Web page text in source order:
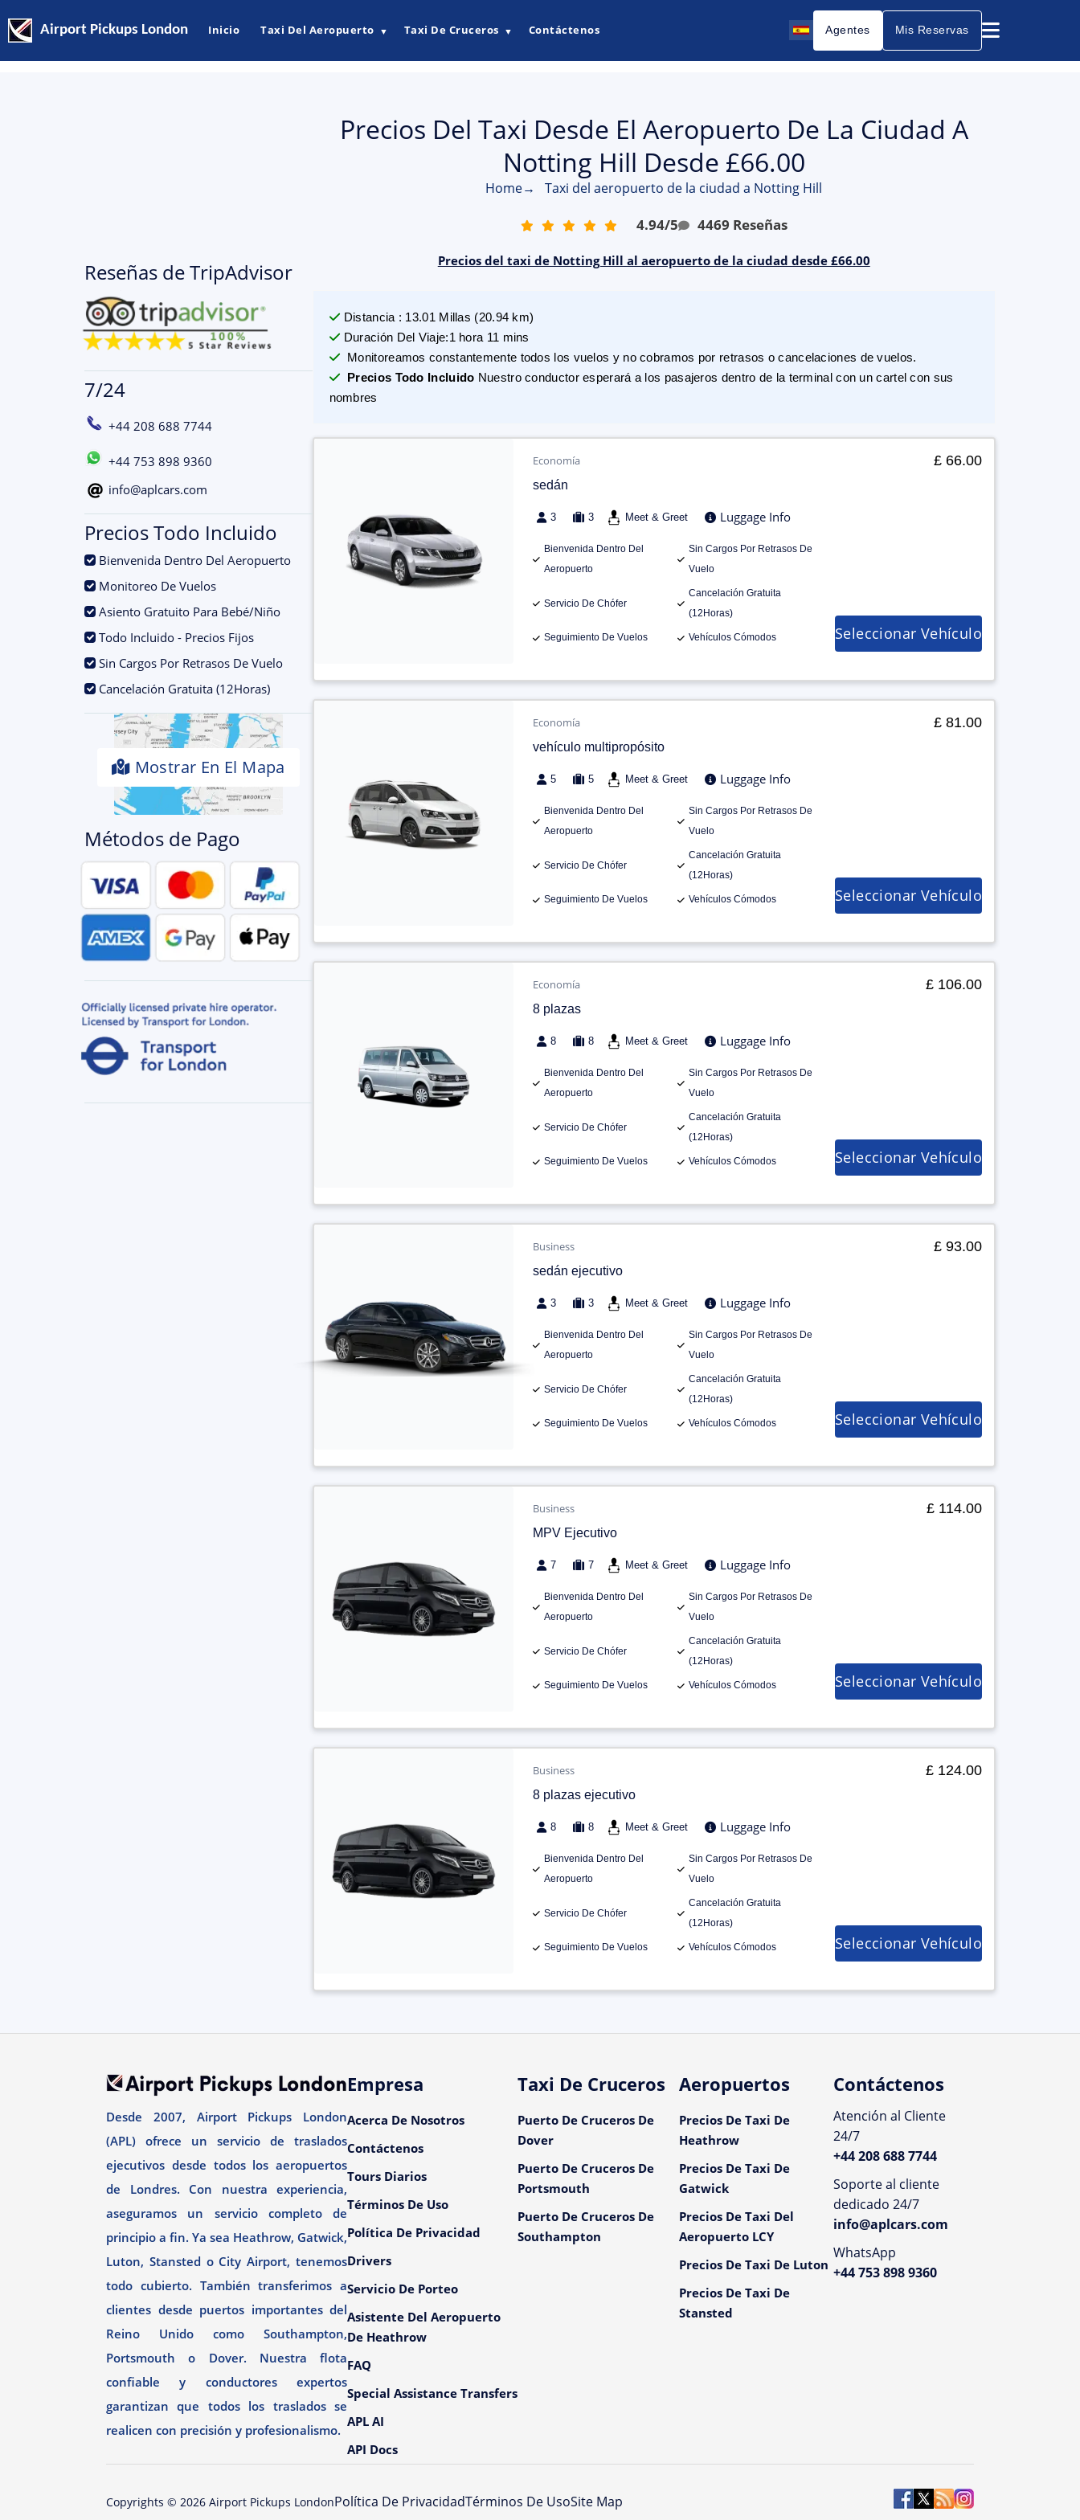
Airport Pickups London Inicio Taxi Del Aeropuerto ▼ Taxi De Cruceros ▼ Contáctenos Agentes Mis Reservas
Reseñas de TripAdvisor
7/24
+44 208 688 7744
+44 753 898 9360
info@aplcars.com
Precios Todo Incluido
Bienvenida Dentro Del Aeropuerto
Monitoreo De Vuelos
Asiento Gratuito Para Bebé/Niño
Todo Incluido - Precios Fijos
Sin Cargos Por Retrasos De Vuelo
Cancelación Gratuita (12Horas)
Mostrar En El Mapa
Métodos de Pago
Precios Del Taxi Desde El Aeropuerto De La Ciudad A
Notting Hill Desde £66.00
Home→ Taxi del aeropuerto de la ciudad a Notting Hill
4.94/5 4469 Reseñas
Precios del taxi de Notting Hill al aeropuerto de la ciudad desde £66.00
Distancia : 13.01 Millas (20.94 km)
Duración Del Viaje:1 hora 11 mins
Monitoreamos constantemente todos los vuelos y no cobramos por retrasos o cancelaciones de vuelos.
Precios Todo Incluido Nuestro conductor esperará a los pasajeros dentro de la terminal con un cartel con sus
nombres
Economía
sedán
3 3 Meet & Greet Luggage Info
Bienvenida Dentro Del
Aeropuerto
Sin Cargos Por Retrasos De
Vuelo
Servicio De Chófer
Cancelación Gratuita
(12Horas)
Seguimiento De Vuelos Vehículos Cómodos
£ 66.00
Seleccionar Vehículo
Economía
vehículo multipropósito
5 5 Meet & Greet Luggage Info
Bienvenida Dentro Del
Aeropuerto
Sin Cargos Por Retrasos De
Vuelo
Servicio De Chófer
Cancelación Gratuita
(12Horas)
Seguimiento De Vuelos Vehículos Cómodos
£ 81.00
Seleccionar Vehículo
Economía
8 plazas
8 8 Meet & Greet Luggage Info
Bienvenida Dentro Del
Aeropuerto
Sin Cargos Por Retrasos De
Vuelo
Servicio De Chófer
Cancelación Gratuita
(12Horas)
Seguimiento De Vuelos Vehículos Cómodos
£ 106.00
Seleccionar Vehículo
Business
sedán ejecutivo
3 3 Meet & Greet Luggage Info
Bienvenida Dentro Del
Aeropuerto
Sin Cargos Por Retrasos De
Vuelo
Servicio De Chófer
Cancelación Gratuita
(12Horas)
Seguimiento De Vuelos Vehículos Cómodos
£ 93.00
Seleccionar Vehículo
Business
MPV Ejecutivo
7 7 Meet & Greet Luggage Info
Bienvenida Dentro Del
Aeropuerto
Sin Cargos Por Retrasos De
Vuelo
Servicio De Chófer
Cancelación Gratuita
(12Horas)
Seguimiento De Vuelos Vehículos Cómodos
£ 114.00
Seleccionar Vehículo
Business
8 plazas ejecutivo
8 8 Meet & Greet Luggage Info
Bienvenida Dentro Del
Aeropuerto
Sin Cargos Por Retrasos De
Vuelo
Servicio De Chófer
Cancelación Gratuita
(12Horas)
Seguimiento De Vuelos Vehículos Cómodos
£ 124.00
Seleccionar Vehículo
Desde 2007, Airport Pickups London
(APL) ofrece un servicio de traslados
ejecutivos desde todos los aeropuertos
de Londres. Con nuestra experiencia,
aseguramos un servicio completo de
principio a fin. Ya sea Heathrow, Gatwick,
Luton, Stansted o City Airport, tenemos
todo cubierto. También transferimos a
clientes desde puertos importantes del
Reino Unido como Southampton,
Portsmouth o Dover. Nuestra flota
confiable y conductores expertos
garantizan que todos los traslados se
realicen con precisión y profesionalismo.
Empresa
Acerca De Nosotros
Contáctenos
Tours Diarios
Términos De Uso
Política De Privacidad
Drivers
Servicio De Porteo
Asistente Del Aeropuerto
De Heathrow
FAQ
Special Assistance Transfers
APL AI
API Docs
Taxi De Cruceros
Puerto De Cruceros De
Dover
Puerto De Cruceros De
Portsmouth
Puerto De Cruceros De
Southampton
Aeropuertos
Precios De Taxi De
Heathrow
Precios De Taxi De
Gatwick
Precios De Taxi Del
Aeropuerto LCY
Precios De Taxi De Luton
Precios De Taxi De
Stansted
Contáctenos
Atención al Cliente
24/7
+44 208 688 7744
Soporte al cliente
dedicado 24/7
info@aplcars.com
WhatsApp
+44 753 898 9360
Copyrights © 2026 Airport Pickups LondonPolítica De PrivacidadTérminos De UsoSite Map